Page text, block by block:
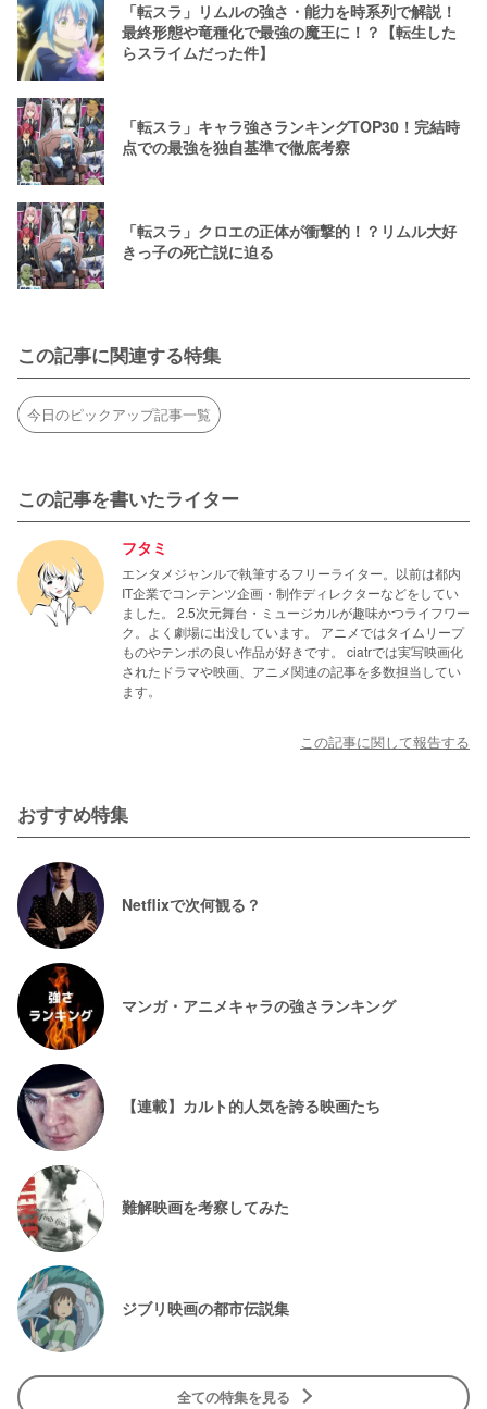
「転スラ」リムルの強さ・能力を時系列で解説！
最終形態や竜種化で最強の魔王に！？【転生した
らスライムだった件】
「転スラ」キャラ強さランキングTOP30！完結時
点での最強を独自基準で徹底考察
「転スラ」クロエの正体が衝撃的！？リムル大好
きっ子の死亡説に迫る
この記事に関連する特集
今日のピックアップ記事一覧
この記事を書いたライター
フタミ
エンタメジャンルで執筆するフリーライター。以前は都内
IT企業でコンテンツ企画・制作ディレクターなどをしてい
ました。 2.5次元舞台・ミュージカルが趣味かつライフワー
ク。よく劇場に出没しています。 アニメではタイムリープ
ものやテンポの良い作品が好きです。 ciatrでは実写映画化
されたドラマや映画、アニメ関連の記事を多数担当してい
ます。
この記事に関して報告する
おすすめ特集
Netflixで次何観る？
マンガ・アニメキャラの強さランキング
【連載】カルト的人気を誇る映画たち
難解映画を考察してみた
ジブリ映画の都市伝説集
全ての特集を見る